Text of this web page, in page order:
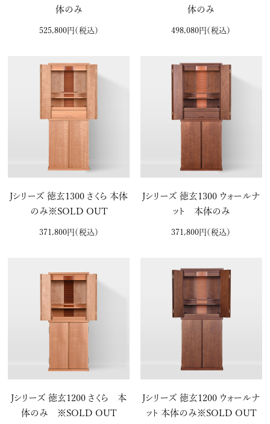
体のみ
525,800円 （税込）
体のみ
498,080円 （税込）
Jシリーズ 徳玄1300 さくら 本体
のみ※SOLD OUT
371,800円 （税込）
Jシリーズ 徳玄1300 ウォールナ
ット 本体のみ
371,800円 （税込）
Jシリーズ 徳玄1200 さくら 本
体のみ ※SOLD OUT
Jシリーズ 徳玄1200 ウォールナ
ット 本体のみ※SOLD OUT